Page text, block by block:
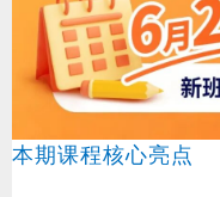
本期课程核心亮点